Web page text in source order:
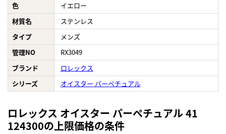
色
イエロー
材質名
ステンレス
タイプ
メンズ
管理NO
RX3049
ブランド
ロレックス
シリーズ
オイスター パーペチュアル
ロレックス オイスター パーペチュアル 41
124300の上限価格の条件